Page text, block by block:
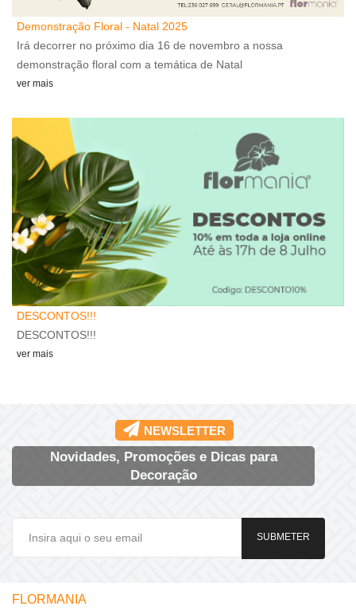
Demonstração Floral - Natal 2025
Irá decorrer no próximo dia 16 de novembro a nossa
demonstração floral com a temática de Natal
ver mais
DESCONTOS!!!
DESCONTOS!!!
ver mais
NEWSLETTER
Novidades, Promoções e Dicas para
Decoração
SUBMETER
FLORMANIA